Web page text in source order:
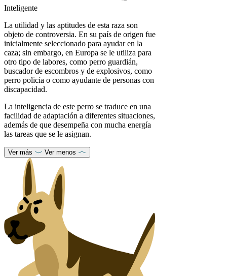
Inteligente
La utilidad y las aptitudes de esta raza son
objeto de controversia. En su país de origen fue
inicialmente seleccionado para ayudar en la
caza; sin embargo, en Europa se le utiliza para
otro tipo de labores, como perro guardián,
buscador de escombros y de explosivos, como
perro policía o como ayudante de personas con
discapacidad.
La inteligencia de este perro se traduce en una
facilidad de adaptación a diferentes situaciones,
además de que desempeña con mucha energía
las tareas que se le asignan.
Ver más Ver menos